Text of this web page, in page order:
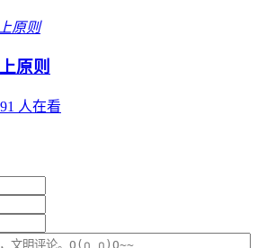
原则
人在看